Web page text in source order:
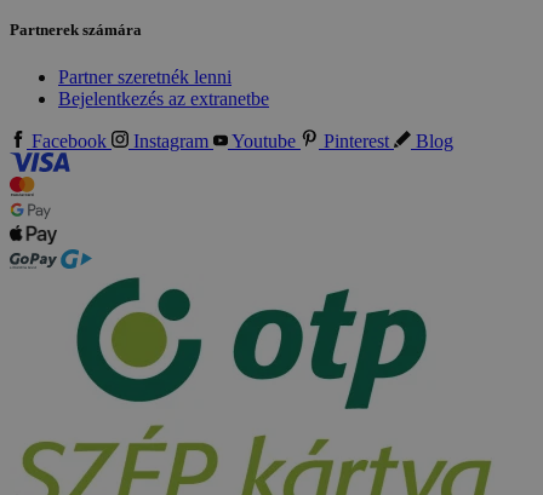
Partnerek számára
Partner szeretnék lenni
Bejelentkezés az extranetbe
Facebook Instagram Youtube Pinterest Blog